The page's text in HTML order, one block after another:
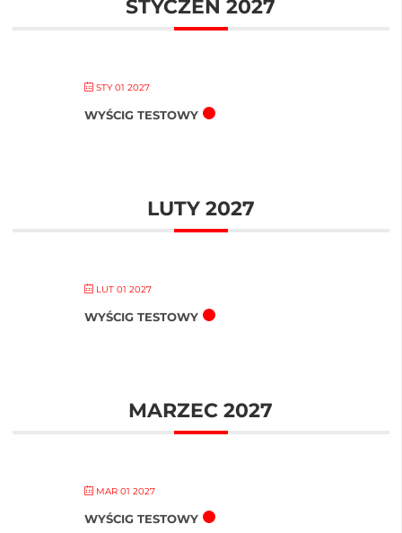
STYCZEŃ 2027
STY 01 2027
WYŚCIG TESTOWY
LUTY 2027
LUT 01 2027
WYŚCIG TESTOWY
MARZEC 2027
MAR 01 2027
WYŚCIG TESTOWY